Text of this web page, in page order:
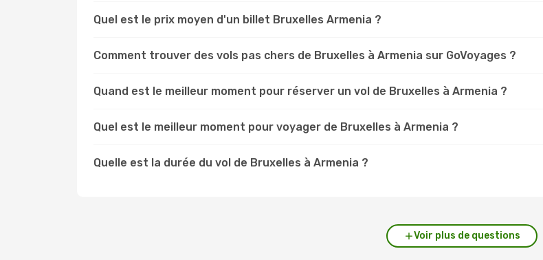
Quel est le prix moyen d'un billet Bruxelles Armenia ?
Comment trouver des vols pas chers de Bruxelles à Armenia sur GoVoyages ?
Quand est le meilleur moment pour réserver un vol de Bruxelles à Armenia ?
Quel est le meilleur moment pour voyager de Bruxelles à Armenia ?
Quelle est la durée du vol de Bruxelles à Armenia ?
Voir plus de questions